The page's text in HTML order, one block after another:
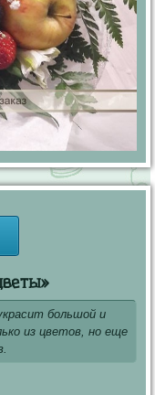
большой и
из цветов, но еще